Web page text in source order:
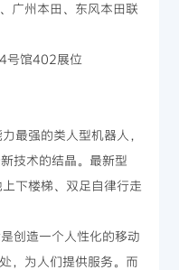
州本田、东风本田联
号馆402展位
强的类人型机器人，
技术的结晶。最新型
下楼梯、双足自律行走
造一个人性化的移动
，为人们提供服务。而